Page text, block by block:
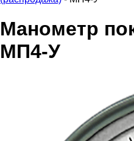
Манометр
МП4-У